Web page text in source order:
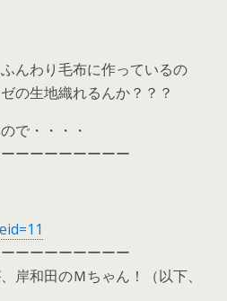
んわり毛布に作っているの
の生地織れるんか？？？
で・・・・
ーーーーーーーー
ーーーーーーーー
岸和田のＭちゃん！（以下、